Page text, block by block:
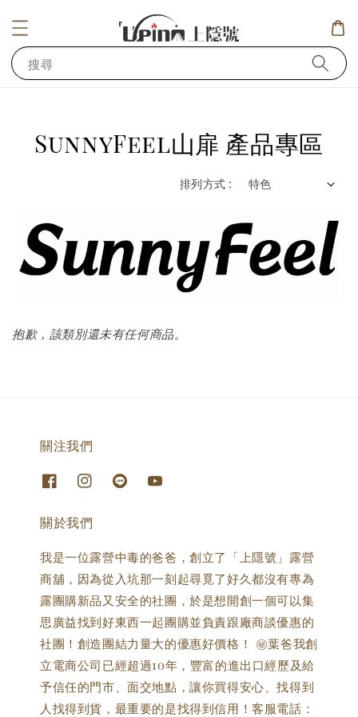
搜尋
SunnyFeel山扉 產品專區
排列方式 :
抱歉，該類別還未有任何商品。
關注我們
關於我們
我是一位露營中毒的爸爸，創立了「上隱號」露營
商舖，因為從入坑那一刻起尋覓了好久都沒有專為
露團購新品又安全的社團，於是想開創一個可以集
思廣益找到好東西一起團購並負責跟廠商談優惠的
社團！創造團結力量大的優惠好價格！ ㊙️葉爸我創
立電商公司已經超過10年，豐富的進出口經歷及給
予信任的門市、面交地點，讓你買得安心、找得到
人找得到貨，最重要的是找得到信用！客服電話：